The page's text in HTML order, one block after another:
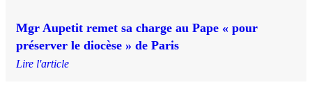
Mgr Aupetit remet sa charge au Pape « pour
préserver le diocèse » de Paris
Lire l'article